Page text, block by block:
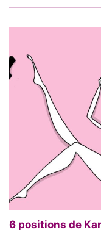
6 positions de